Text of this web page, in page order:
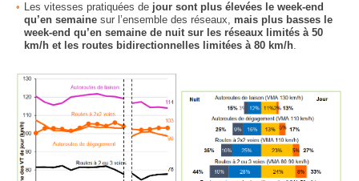
Les vitesses pratiquées de jour sont plus élevées le week-end
qu’en semaine sur l’ensemble des réseaux, mais plus basses le
week-end qu’en semaine de nuit sur les réseaux limités à 50
km/h et les routes bidirectionnelles limitées à 80 km/h.